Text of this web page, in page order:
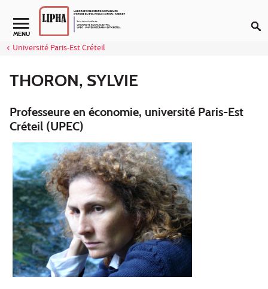
Aller au contenu
Navigation secondaire
MENU
Université Paris-Est Créteil
THORON, SYLVIE
Professeure en économie, université Paris-Est
Créteil (UPEC)